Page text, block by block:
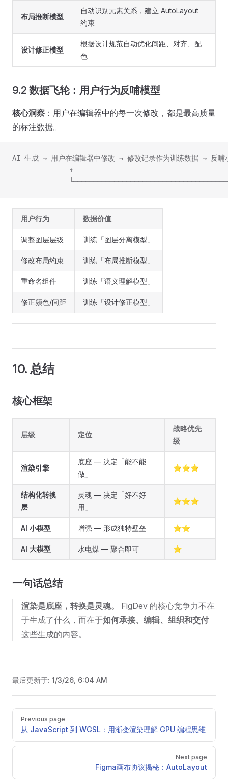
布局推断模型
自动识别元素关系，建立 AutoLayout
约束
设计修正模型
根据设计规范自动优化间距、对齐、配
色
9.2 数据飞轮：用户行为反哺模型
核心洞察 ：用户在编辑器中的每一次修改，都是最高质量
的标注数据。
AI 生成 → 用户在编辑器中修改 → 修改记录作为训练数据 → 反
↑
用户行为 数据价值
调整图层层级 训练「图层分离模型」
修改布局约束 训练「布局推断模型」
重命名组件 训练「语义理解模型」
修正颜色/间距 训练「设计修正模型」
10. 总结
核心框架
层级 定位
战略优先
级
渲染引擎
底座 — 决定「能不能
做」
⭐⭐⭐
结构化转换
层
灵魂 — 决定「好不好
用」
⭐⭐⭐
AI 小模型 增强 — 形成独特壁垒 ⭐⭐
AI 大模型 水电煤 — 聚合即可 ⭐
一句话总结
渲染是底座，转换是灵魂。
FigDev 的核心竞争力不在
于生成了什么，而在于如何承接、编辑、组织和交付
这些生成的内容。
最后更新于: 1/3/26, 6:04 AM
Pager
Previous page
从 JavaScript 到 WGSL：用渐变渲染理解 GPU 编程思维
Next page
Figma画布协议揭秘：AutoLayout